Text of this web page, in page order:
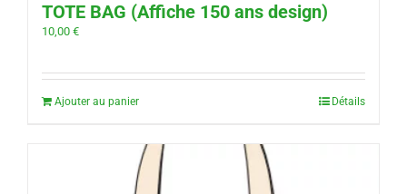
TOTE BAG (Affiche 150 ans design)
10,00 €
Ajouter au panier Détails